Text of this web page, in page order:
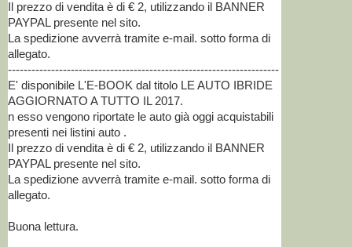
Il prezzo di vendita è di € 2, utilizzando il BANNER
PAYPAL presente nel sito.
La spedizione avverrà tramite e-mail. sotto forma di
allegato.
---------------------------------------------------------------------
E' disponibile L'E-BOOK dal titolo LE AUTO IBRIDE
AGGIORNATO A TUTTO IL 2017.
n esso vengono riportate le auto già oggi acquistabili
presenti nei listini auto .
Il prezzo di vendita è di € 2, utilizzando il BANNER
PAYPAL presente nel sito.
La spedizione avverrà tramite e-mail. sotto forma di
allegato.
Buona lettura.